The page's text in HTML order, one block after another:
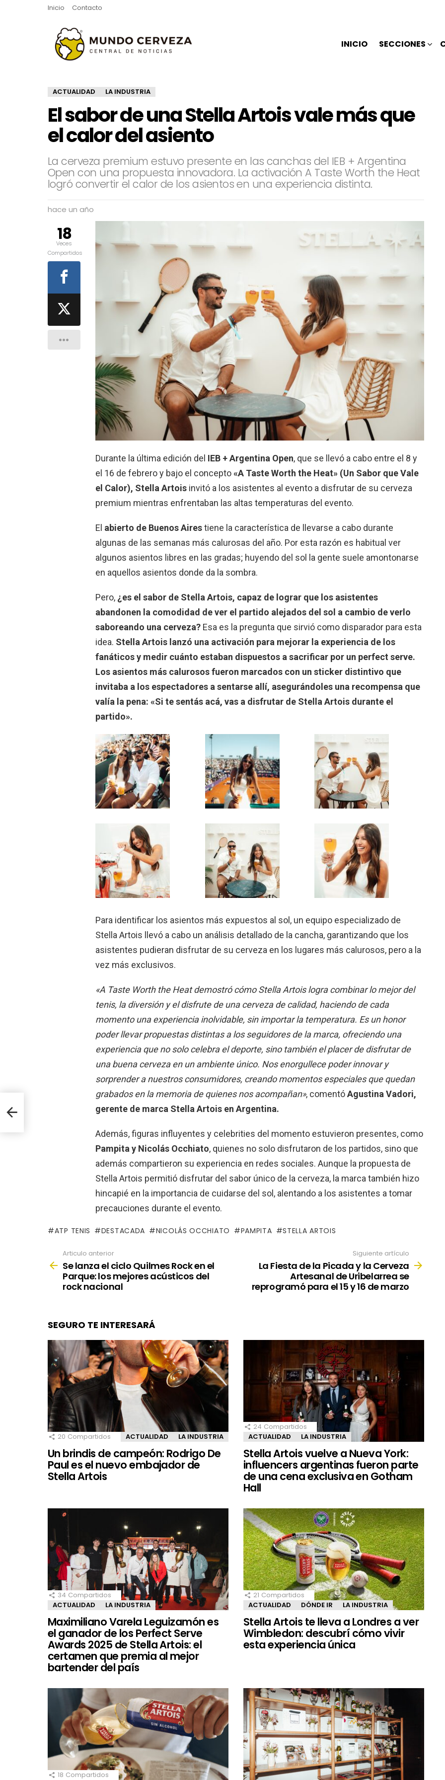
Inicio Contacto
INICIO SECCIONES
ACTUALIDAD LA INDUSTRIA
El sabor de una Stella Artois vale más que
el calor del asiento
La cerveza premium estuvo presente en las canchas del IEB + Argentina
Open con una propuesta innovadora. La activación A Taste Worth the Heat
logró convertir el calor de los asientos en una experiencia distinta.
hace un año
Durante la última edición del IEB + Argentina Open, que se llevó a cabo entre el 8 y
el 16 de febrero y bajo el concepto«A Taste Worth the Heat» (Un Sabor que Vale
el Calor), Stella Artois invitó a los asistentes al evento a disfrutar de su cerveza
premium mientras enfrentaban las altas temperaturas del evento.
El abierto de Buenos Airestiene la característica de llevarse a cabo durante
algunas de las semanas más calurosas del año. Por esta razón es habitual ver
algunos asientos libres en las gradas; huyendo del sol la gente suele amontonarse
en aquellos asientos donde da la sombra.
Pero, ¿es el sabor de Stella Artois, capaz de lograr que los asistentes
abandonen la comodidad de ver el partido alejados del sol a cambio de verlo
saboreando una cerveza? Esa es la pregunta que sirvió como disparador para esta
idea. Stella Artois lanzó una activación para mejorar la experiencia de los
fanáticos y medir cuánto estaban dispuestos a sacrificar por un perfect serve.
Los asientos más calurosos fueron marcados con un sticker distintivo que
invitaba a los espectadores a sentarse allí, asegurándoles una recompensa que
valía la pena: «Si te sentás acá, vas a disfrutar de Stella Artois durante el
partido».
Para identificar los asientos más expuestos al sol, un equipo especializado de
Stella Artois llevó a cabo un análisis detallado de la cancha, garantizando que los
asistentes pudieran disfrutar de su cerveza en los lugares más calurosos, pero a la
vez más exclusivos.
«A Taste Worth the Heat demostró cómo Stella Artois logra combinar lo mejor del
tenis, la diversión y el disfrute de una cerveza de calidad, haciendo de cada
momento una experiencia inolvidable, sin importar la temperatura. Es un honor
poder llevar propuestas distintas a los seguidores de la marca, ofreciendo una
experiencia que no solo celebra el deporte, sino también el placer de disfrutar de
una buena cerveza en un ambiente único. Nos enorgullece poder innovar y
sorprender a nuestros consumidores, creando momentos especiales que quedan
grabados en la memoria de quienes nos acompañan», comentóAgustina Vadori,
gerente de marca Stella Artois en Argentina.
Además, figuras influyentes y celebrities del momento estuvieron presentes, como
Pampita y Nicolás Occhiato, quienes no solo disfrutaron de los partidos, sino que
además compartieron su experiencia en redes sociales. Aunque la propuesta de
Stella Artois permitió disfrutar del sabor único de la cerveza, la marca también hizo
hincapié en la importancia de cuidarse del sol, alentando a los asistentes a tomar
precauciones durante el evento.
18
Veces
Compartidos
ATP TENIS DESTACADA NICOLÁS OCCHIATO PAMPITA STELLA ARTOIS
more
Articulo anterior
Se lanza el ciclo Quilmes Rock en el
Parque: los mejores acústicos del
rock nacional
Siguiente artículo
La Fiesta de la Picada y la Cerveza
Artesanal de Uribelarrea se
reprogramó para el 15 y 16 de marzo
SEGURO TE INTERESARÁ
20 Compartidos ACTUALIDAD LA INDUSTRIA
Un brindis de campeón: Rodrigo De
Paul es el nuevo embajador de
Stella Artois
24 Compartidos
ACTUALIDAD
LA INDUSTRIA
Stella Artois vuelve a Nueva York:
influencers argentinas fueron parte
de una cena exclusiva en Gotham
Hall
34 Compartidos
ACTUALIDAD
LA INDUSTRIA
Maximiliano Varela Leguizamón es
el ganador de los Perfect Serve
Awards 2025 de Stella Artois: el
certamen que premia al mejor
bartender del país
21 Compartidos
ACTUALIDAD
DÓNDE IR LA INDUSTRIA
Stella Artois te lleva a Londres a ver
Wimbledon: descubrí cómo vivir
esta experiencia única
18 Compartidos